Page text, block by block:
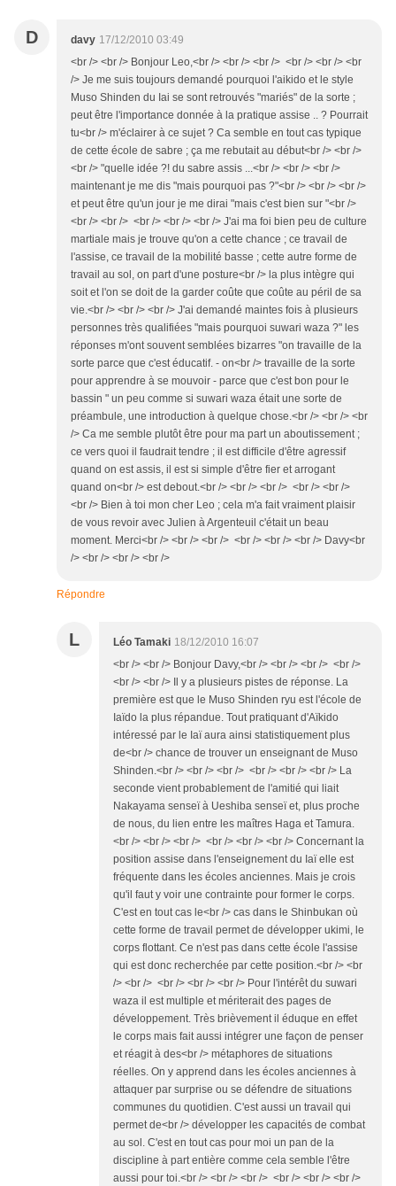
D davy 17/12/2010 03:49
<br /> <br /> Bonjour Leo,<br /> <br /> <br /> <br /> <br /> <br
/> Je me suis toujours demandé pourquoi l'aikido et le style
Muso Shinden du Iai se sont retrouvés "mariés" de la sorte ;
peut être l'importance donnée à la pratique assise .. ? Pourrait
tu<br /> m'éclairer à ce sujet ? Ca semble en tout cas typique
de cette école de sabre ; ça me rebutait au début<br /> <br />
<br /> "quelle idée ?! du sabre assis ...<br /> <br /> <br />
maintenant je me dis "mais pourquoi pas ?"<br /> <br /> <br />
et peut être qu'un jour je me dirai "mais c'est bien sur "<br />
<br /> <br /> <br /> <br /> <br /> J'ai ma foi bien peu de culture
martiale mais je trouve qu'on a cette chance ; ce travail de
l'assise, ce travail de la mobilité basse ; cette autre forme de
travail au sol, on part d'une posture<br /> la plus intègre qui
soit et l'on se doit de la garder coûte que coûte au péril de sa
vie.<br /> <br /> <br /> J'ai demandé maintes fois à plusieurs
personnes très qualifiées "mais pourquoi suwari waza ?" les
réponses m'ont souvent semblées bizarres "on travaille de la
sorte parce que c'est éducatif. - on<br /> travaille de la sorte
pour apprendre à se mouvoir - parce que c'est bon pour le
bassin " un peu comme si suwari waza était une sorte de
préambule, une introduction à quelque chose.<br /> <br /> <br
/> Ca me semble plutôt être pour ma part un aboutissement ;
ce vers quoi il faudrait tendre ; il est difficile d'être agressif
quand on est assis, il est si simple d'être fier et arrogant
quand on<br /> est debout.<br /> <br /> <br /> <br /> <br />
<br /> Bien à toi mon cher Leo ; cela m'a fait vraiment plaisir
de vous revoir avec Julien à Argenteuil c'était un beau
moment. Merci<br /> <br /> <br /> <br /> <br /> <br /> Davy<br
/> <br /> <br /> <br />
Répondre
L Léo Tamaki 18/12/2010 16:07
<br /> <br /> Bonjour Davy,<br /> <br /> <br /> <br />
<br /> <br /> Il y a plusieurs pistes de réponse. La
première est que le Muso Shinden ryu est l'école de
Iaïdo la plus répandue. Tout pratiquant d'Aïkido
intéressé par le Iaï aura ainsi statistiquement plus
de<br /> chance de trouver un enseignant de Muso
Shinden.<br /> <br /> <br /> <br /> <br /> <br /> La
seconde vient probablement de l'amitié qui liait
Nakayama senseï à Ueshiba senseï et, plus proche
de nous, du lien entre les maîtres Haga et Tamura.
<br /> <br /> <br /> <br /> <br /> <br /> Concernant la
position assise dans l'enseignement du Iaï elle est
fréquente dans les écoles anciennes. Mais je crois
qu'il faut y voir une contrainte pour former le corps.
C'est en tout cas le<br /> cas dans le Shinbukan où
cette forme de travail permet de développer ukimi, le
corps flottant. Ce n'est pas dans cette école l'assise
qui est donc recherchée par cette position.<br /> <br
/> <br /> <br /> <br /> <br /> Pour l'intérêt du suwari
waza il est multiple et mériterait des pages de
développement. Très brièvement il éduque en effet
le corps mais fait aussi intégrer une façon de penser
et réagit à des<br /> métaphores de situations
réelles. On y apprend dans les écoles anciennes à
attaquer par surprise ou se défendre de situations
communes du quotidien. C'est aussi un travail qui
permet de<br /> développer les capacités de combat
au sol. C'est en tout cas pour moi un pan de la
discipline à part entière comme cela semble l'être
aussi pour toi.<br /> <br /> <br /> <br /> <br /> <br />